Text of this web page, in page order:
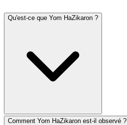
Qu'est-ce que Yom HaZikaron ?
Comment Yom HaZikaron est-il observé ?